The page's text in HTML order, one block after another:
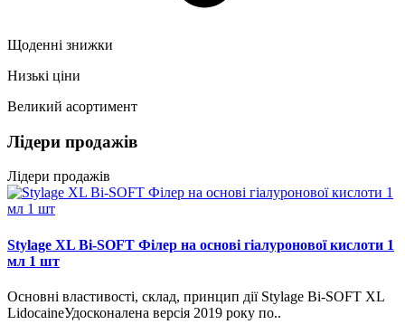
Щоденні знижки
Низькі ціни
Великий асортимент
Лідери продажів
Лідери продажів
Stylage XL Bi-SOFT Філер на основі гіалуронової кислоти 1
мл 1 шт
Основні властивості, склад, принцип дії Stylage Bi-SOFT XL
LidocaineУдосконалена версія 2019 року по..